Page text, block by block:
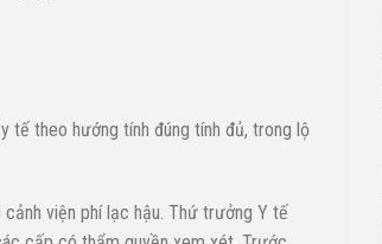
tế theo hướng tính đúng tính đủ, trong lộ
viện phí lạc hậu. Thứ trưởng Y tế